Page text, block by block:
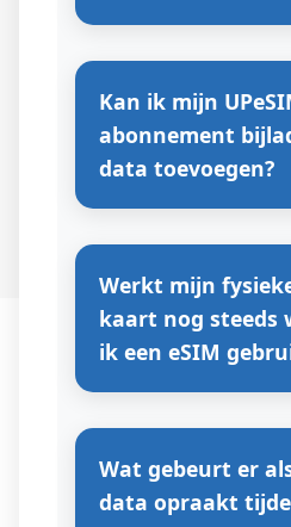
Kan ik mijn
abonnement
data toevoegen?
Werkt mijn
kaart nog steeds
ik een eSIM
Wat gebeurt er
data opraakt